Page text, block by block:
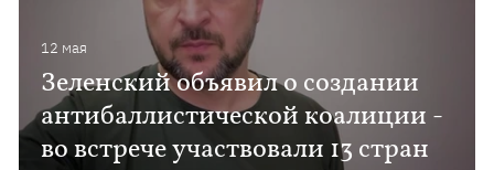
12 мая
Зеленский объявил о создании
антибаллистической коалиции -
во встрече участвовали 13 стран